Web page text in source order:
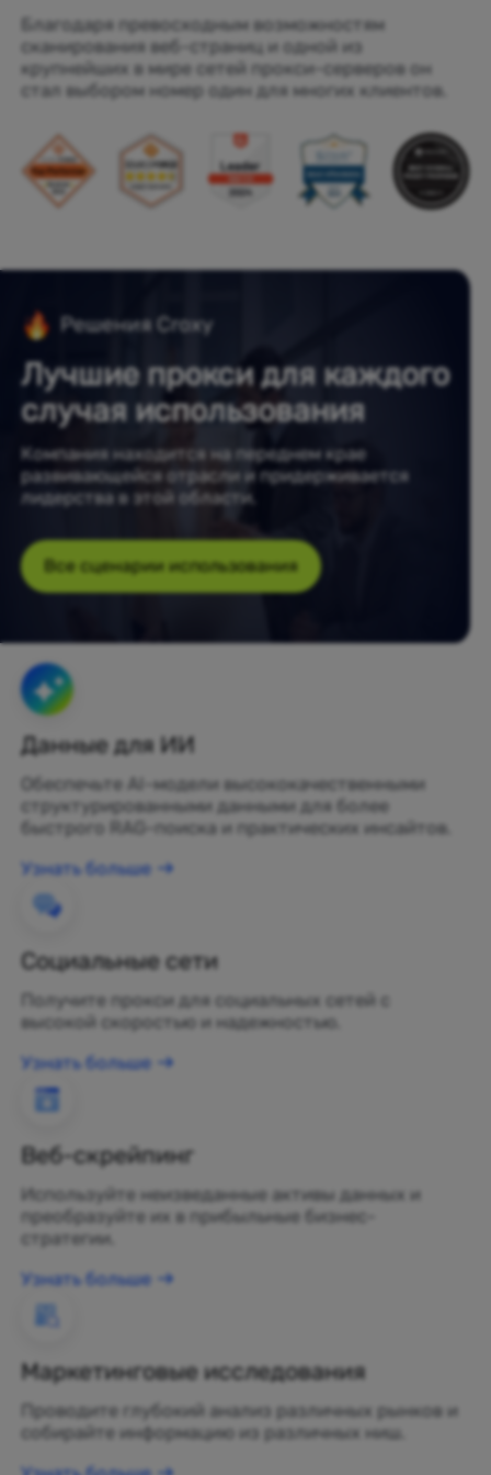
Благодаря превосходным возможностям
сканирования веб-страниц и одной из
крупнейших в мире сетей прокси-серверов он
стал выбором номер один для многих клиентов.
Решения Croxy
Лучшие прокси для каждого
случая использования
Компания находится на переднем крае
развивающейся отрасли и придерживается
лидерства в этой области.
Все сценарии использования
Данные для ИИ
Обеспечьте AI-модели высококачественными
структурированными данными для более
быстрого RAG-поиска и практических инсайтов.
Узнать больше
Социальные сети
Получите прокси для социальных сетей с
высокой скоростью и надежностью.
Узнать больше
Веб-скрейпинг
Используйте неизведанные активы данных и
преобразуйте их в прибыльные бизнес-
стратегии.
Узнать больше
Маркетинговые исследования
Проводите глубокий анализ различных рынков и
собирайте информацию из различных ниш.